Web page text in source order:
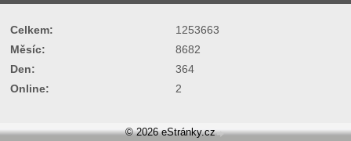
Online: 2
Celkem:
1253663
Měsíc:
8682
Den:
364
© 2026 eStránky.cz